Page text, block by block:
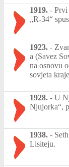
1919. - Prvi
„R-34“
1923. -
a (Savez
na osnovu
sovjeta
1928. - U
Njujorka“,
1938. -
Lisiteju.